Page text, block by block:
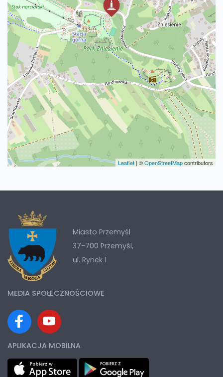
Leaflet | ©OpenStreetMapcontributors
Miasto Przemyśl
37-700 Przemyśl,
ul. Rynek 1
MEDIA SPOŁECZNOŚCIOWE
APLIKACJA MOBILNA